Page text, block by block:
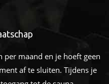
per maand en je hoeft geen
af te sluiten. Tijdens je